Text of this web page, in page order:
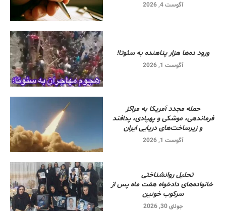
آگوست 4, 2026
ورود ده‌ها هزار پناهنده به سئوتا!
آگوست 1, 2026
حمله مجدد آمریکا به مراکز
فرماندهی، موشکی و پهپادی، پدافند
و زیرساخت‌های دریایی ایران
آگوست 1, 2026
تحلیل روانشناختی
خانواده‌های دادخواه هفت ماه پس از
سرکوب خونین
جولای 30, 2026